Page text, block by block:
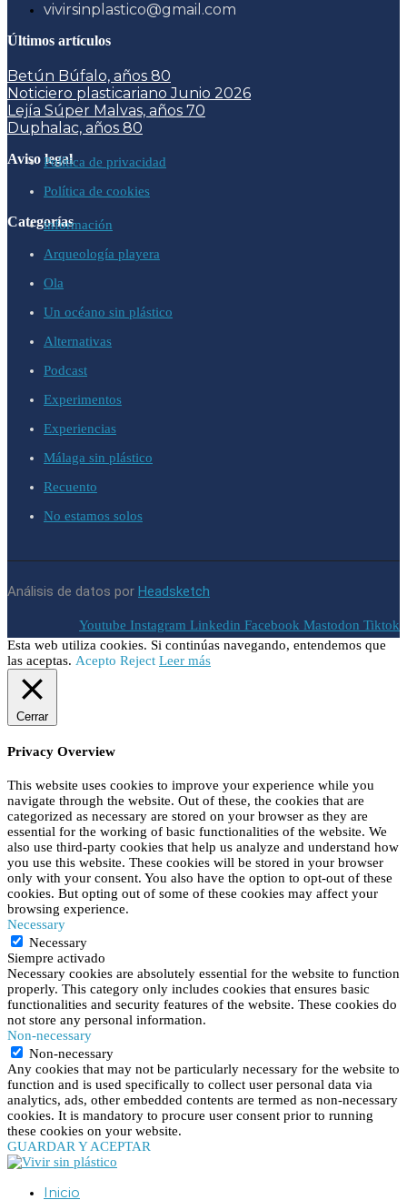
vivirsinplastico@gmail.com
Últimos artículos
Betún Búfalo, años 80
Noticiero plasticariano Junio 2026
Lejía Súper Malvas, años 70
Duphalac, años 80
Aviso legalPolítica de privacidad
Política de cookies
Categoríasinformación
Arqueología playera
Ola
Un océano sin plástico
Alternativas
Podcast
Experimentos
Experiencias
Málaga sin plástico
Recuento
No estamos solos
Análisis de datos por Headsketch
Youtube Instagram Linkedin Facebook Mastodon Tiktok
Esta web utiliza cookies. Si continúas navegando, entendemos que
las aceptas. Acepto Reject Leer más
Cerrar
Privacy Overview
This website uses cookies to improve your experience while you
navigate through the website. Out of these, the cookies that are
categorized as necessary are stored on your browser as they are
essential for the working of basic functionalities of the website. We
also use third-party cookies that help us analyze and understand how
you use this website. These cookies will be stored in your browser
only with your consent. You also have the option to opt-out of these
cookies. But opting out of some of these cookies may affect your
browsing experience.
Necessary
Necessary
Siempre activado
Necessary cookies are absolutely essential for the website to function
properly. This category only includes cookies that ensures basic
functionalities and security features of the website. These cookies do
not store any personal information.
Non-necessary
Non-necessary
Any cookies that may not be particularly necessary for the website to
function and is used specifically to collect user personal data via
analytics, ads, other embedded contents are termed as non-necessary
cookies. It is mandatory to procure user consent prior to running
these cookies on your website.
GUARDAR Y ACEPTAR
Inicio